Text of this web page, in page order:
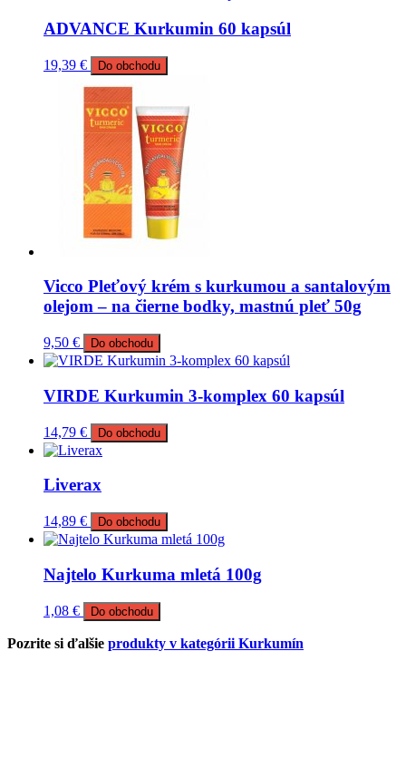
ADVANCE Kurkumin 60 kapsúl
19,39 € Do obchodu
Vicco Pleťový krém s kurkumou a santalovým
olejom – na čierne bodky, mastnú pleť 50g
9,50 € Do obchodu
VIRDE Kurkumin 3-komplex 60 kapsúl
14,79 € Do obchodu
Liverax
14,89 € Do obchodu
Najtelo Kurkuma mletá 100g
1,08 € Do obchodu
Pozrite si ďalšie produkty v kategórii Kurkumín